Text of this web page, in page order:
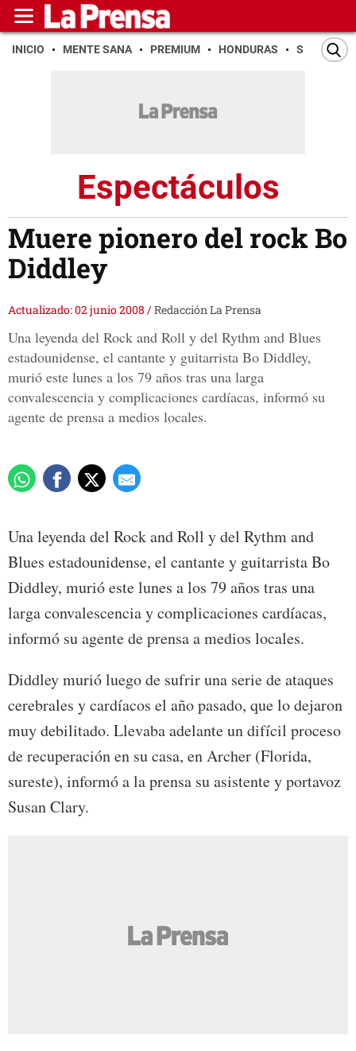
INICIO MENTE SANA PREMIUM HONDURAS SAN PEDRO
Espectáculos
Muere pionero del rock Bo
Diddley
Actualizado: 02 junio 2008 /Redacción La Prensa
Una leyenda del Rock and Roll y del Rythm and Blues
estadounidense, el cantante y guitarrista Bo Diddley,
murió este lunes a los 79 años tras una larga
convalescencia y complicaciones cardíacas, informó su
agente de prensa a medios locales.
Una leyenda del Rock and Roll y del Rythm and
Blues estadounidense, el cantante y guitarrista Bo
Diddley, murió este lunes a los 79 años tras una
larga convalescencia y complicaciones cardíacas,
informó su agente de prensa a medios locales.
Diddley murió luego de sufrir una serie de ataques
cerebrales y cardíacos el año pasado, que lo dejaron
muy debilitado. Llevaba adelante un difícil proceso
de recuperación en su casa, en Archer (Florida,
sureste), informó a la prensa su asistente y portavoz
Susan Clary.